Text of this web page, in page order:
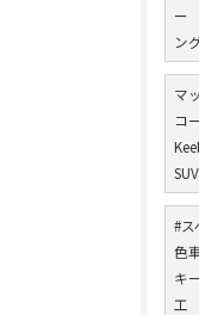
ー
ン
マ
コ
#
色
キ
工